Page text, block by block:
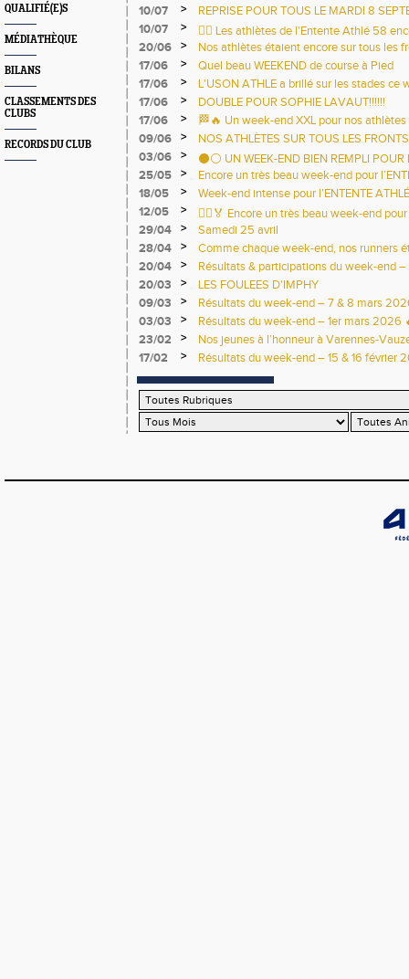
QUALIFIÉ(E)S
MÉDIATHÈQUE
BILANS
CLASSEMENTS DES
CLUBS
RECORDS DU CLUB
10/07 >
REPRISE POUR TOUS LE MARDI 8
LEO LAGRANGE.
10/07 >
🏃‍♀️ Les athlètes de l'Entente Athlé 58
terrains ce week-end ! 🏃‍♂️
20/06 >
Nos athlètes étaient encore sur tous les
la canicule ! 💙💛
17/06 >
Quel beau WEEKEND de course à Pied
17/06
>
L'USON ATHLE a brillé sur les stades ce
17/06
>
DOUBLE POUR SOPHIE LAVAUT!!!!!!
17/06
>
🏁🔥 Un week-end XXL pour nos
09/06
>
NOS ATHLÈTES SUR TOUS LES
03/06
>
⚫⚪ UN WEEK-END BIEN REMPLI POUR
25/05
>
Encore un très beau week-end pour
18/05
>
Week-end intense pour l’ENTENTE
12/05
>
🏃‍♂️🏅 Encore un très beau week-end
29/04
>
Samedi 25 avril
28/04
>
Comme chaque week-end, nos runners
20/04
>
Résultats & participations du week-end
20/03
>
LES FOULEES D'IMPHY
09/03
>
Résultats du week-end – 7 & 8 mars
03/03
>
Résultats du week-end – 1er mars 2026
23/02
>
Nos jeunes à l’honneur à Varennes-
17/02
> Résultats du week-end – 15 & 16 février